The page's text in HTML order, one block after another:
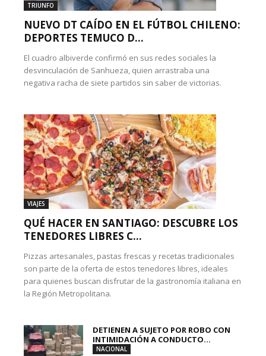
TRIUNFO
NUEVO DT CAÍDO EN EL FÚTBOL CHILENO:
DEPORTES TEMUCO D...
El cuadro albiverde confirmó en sus redes sociales la
desvinculación de Sanhueza, quien arrastraba una
negativa racha de siete partidos sin saber de victorias.
VIAJES
QUÉ HACER EN SANTIAGO: DESCUBRE LOS
TENEDORES LIBRES C...
Pizzas artesanales, pastas frescas y recetas tradicionales
son parte de la oferta de estos tenedores libres, ideales
para quienes buscan disfrutar de la gastronomía italiana en
la Región Metropolitana.
DETIENEN A SUJETO POR ROBO CON
INTIMIDACIÓN A CONDUCTO...
NACIONAL